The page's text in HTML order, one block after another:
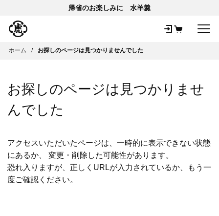
帰省のお楽しみに 水羊羹
ホーム お探しのページは見つかりませんでした
お探しのページは見つかりませ
んでした
アクセスいただいたページは、一時的に表示できない状態
にあるか、 変更・削除した可能性があります。
恐れ入りますが、正しくURLが入力されているか、もう一
度ご確認ください。